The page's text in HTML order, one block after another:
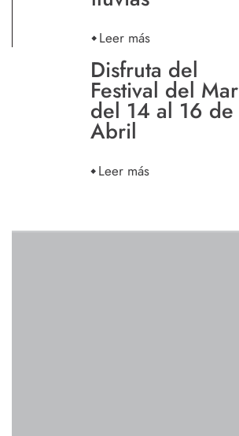
Leer más
Disfruta del
Festival del Mar
del 14 al 16 de
Abril
Leer más